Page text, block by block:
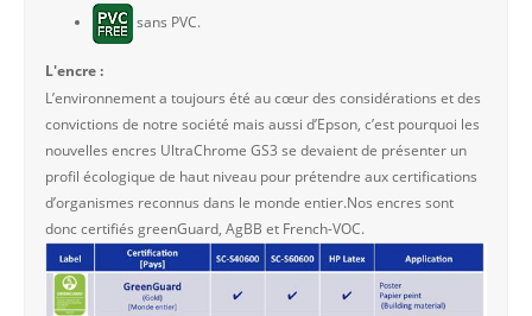
sans PVC.
L'encre :
L’environnement a toujours été au cœur des considérations et des
convictions de notre société mais aussi d’Epson, c’est pourquoi les
nouvelles encres UltraChrome GS3 se devaient de présenter un
profil écologique de haut niveau pour prétendre aux certifications
d’organismes reconnus dans le monde entier.Nos encres sont
donc certifiés greenGuard, AgBB et French-VOC.